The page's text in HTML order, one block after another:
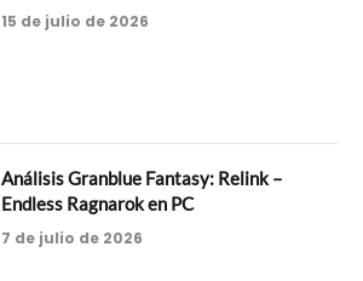
15 de julio de 2026
Análisis Granblue Fantasy: Relink –
Endless Ragnarok en PC
7 de julio de 2026